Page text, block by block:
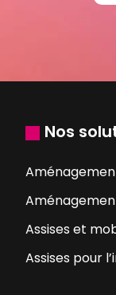
Nos
Assises et
Assises pour